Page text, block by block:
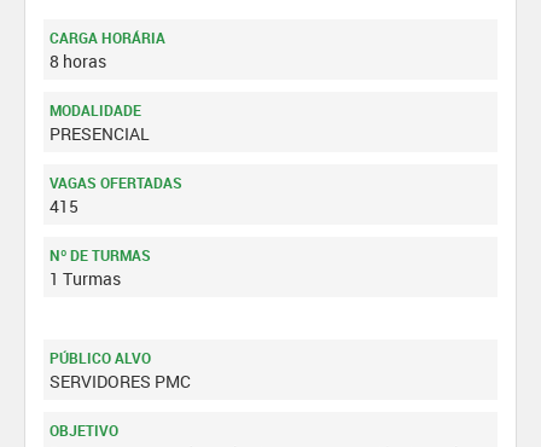
CARGA HORÁRIA
8 horas
MODALIDADE
PRESENCIAL
VAGAS OFERTADAS
415
Nº DE TURMAS
1 Turmas
PÚBLICO ALVO
SERVIDORES PMC
OBJETIVO